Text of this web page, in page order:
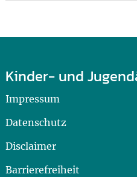
Kinder- und
Impressum
Datenschutz
Disclaimer
Barrierefreiheit